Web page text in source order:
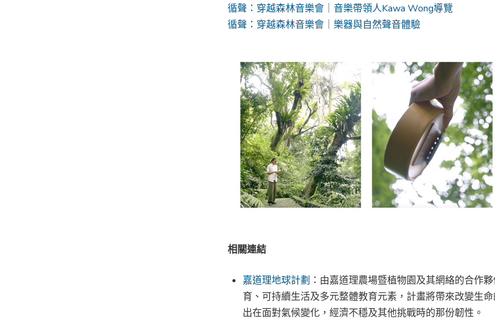
循聲：穿越森林音樂會｜音樂帶領人Kawa Wong導覽
循聲：穿越森林音樂會｜樂器與自然聲音體驗
相關連結
嘉道理地球計劃 ：由嘉道理農場暨植物園及其網絡的合作
育、可持續生活及多元整體教育元素，計畫將帶來改變生
出在面對氣候變化，經濟不穩及其他挑戰時的那份韌性。